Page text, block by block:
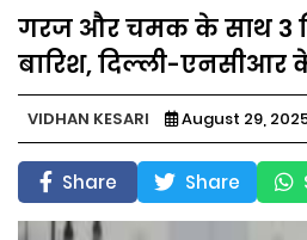
गरज और चमक के साथ 3
बारिश, दिल्ली-एनसीआर
VIDHAN KESARI August 29,
Share Share